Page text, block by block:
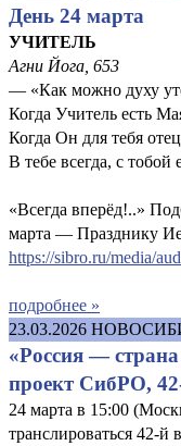
День 24 марта
УЧИТЕЛЬ
Агни Йога, 653
— «Как можно духу
Когда Учитель есть
Когда Он для тебя
В тебе всегда, с
«Всегда вперёд!..»
марта — Празднику
https://sibro.ru/media/
подробнее »
23.03.2026
«Россия —
проект СибРО,
24 марта в 15:00
транслироваться 42-й